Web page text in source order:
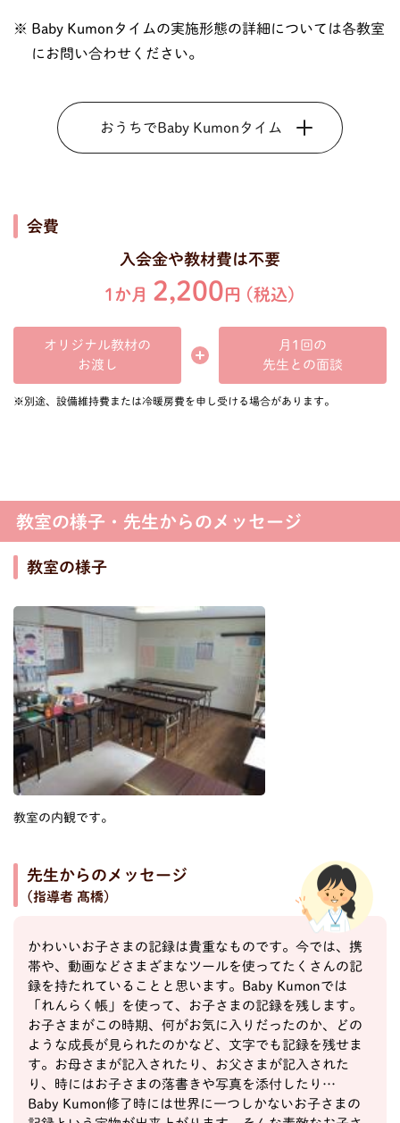
Baby Kumonタイムの実施形態の詳細については各教室
にお問い合わせください。
おうちでBaby Kumonタイム
会費
入会金や教材費は不要
1か月 2,200円 (税込)
オリジナル教材の
お渡し
月1回の
先生との面談
※別途、設備維持費または冷暖房費を申し受ける場合があります。
教室の様子・先生からのメッセージ
教室の様子
教室の内観です。
先生からのメッセージ
(指導者 髙橋)
かわいいお子さまの記録は貴重なものです。今では、携
帯や、動画などさまざまなツールを使ってたくさんの記
録を持たれていることと思います。Baby Kumonでは
「れんらく帳」を使って、お子さまの記録を残します。
お子さまがこの時期、何がお気に入りだったのか、どの
ような成長が見られたのかなど、文字でも記録を残せま
す。お母さまが記入されたり、お父さまが記入された
り、時にはお子さまの落書きや写真を添付したり…
Baby Kumon修了時には世界に一つしかないお子さまの